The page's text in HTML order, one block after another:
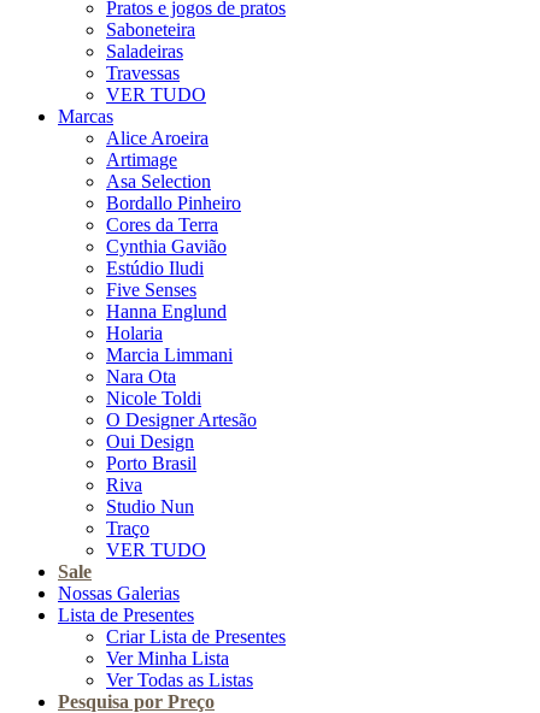
Pratos e jogos de pratos
Saboneteira
Saladeiras
Travessas
VER TUDO
Marcas
Alice Aroeira
Artimage
Asa Selection
Bordallo Pinheiro
Cores da Terra
Cynthia Gavião
Estúdio Iludi
Five Senses
Hanna Englund
Holaria
Marcia Limmani
Nara Ota
Nicole Toldi
O Designer Artesão
Oui Design
Porto Brasil
Riva
Studio Nun
Traço
VER TUDO
Sale
Nossas Galerias
Lista de Presentes
Criar Lista de Presentes
Ver Minha Lista
Ver Todas as Listas
Pesquisa por Preço